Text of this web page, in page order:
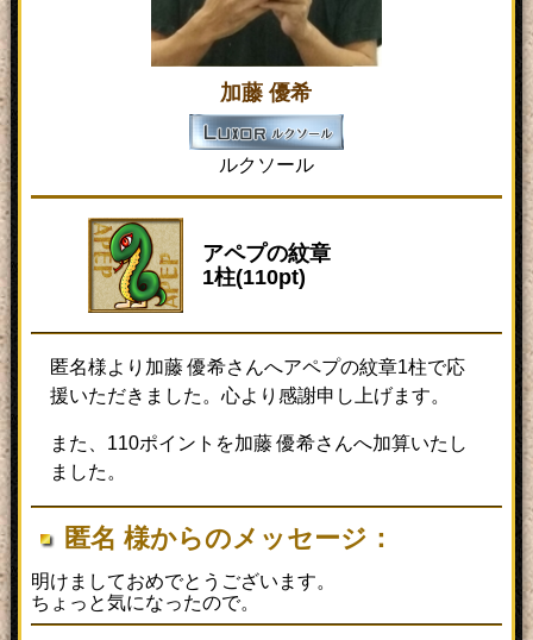
加藤 優希
ルクソール
アペプの紋章
1柱(110pt)
匿名様より加藤 優希さんへアペプの紋章1柱で応
援いただきました。心より感謝申し上げます。
また、110ポイントを加藤 優希さんへ加算いたし
ました。
匿名 様からのメッセージ：
明けましておめでとうございます。
ちょっと気になったので。